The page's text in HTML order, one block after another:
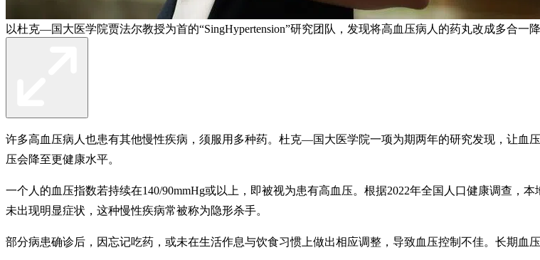
以杜克—国大医学院贾法尔教授为首的“SingHypertension”研究团队，发现将高血压病人的药丸改成多合
许多高血压病人也患有其他慢性疾病，须服用多种药。杜克—国大医学院一项为期两年的研究发现，让血
压会降至更健康水平。
一个人的血压指数若持续在140/90mmHg或以上，即被视为患有高血压。根据2022年全国人口健康调查，
未出现明显症状，这种慢性疾病常被称为隐形杀手。
部分病患确诊后，因忘记吃药，或未在生活作息与饮食习惯上做出相应调整，导致血压控制不佳。长期血